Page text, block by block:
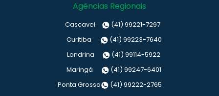
Agências Regionais
Cascavel
(41) 99221-7297
Curitiba
(41) 99223-7640
Londrina
(41) 99114-5922
Maringá
(41) 99247-6401
Ponta Grossa
(41) 99222-2765